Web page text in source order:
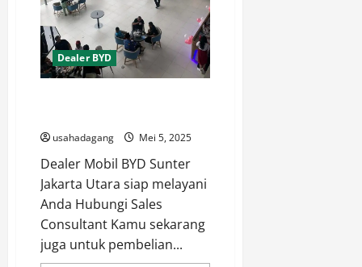
Dealer BYD
usahadagang Mei 5, 2025
Dealer Mobil BYD Sunter
Jakarta Utara siap melayani
Anda Hubungi Sales
Consultant Kamu sekarang
juga untuk pembelian...